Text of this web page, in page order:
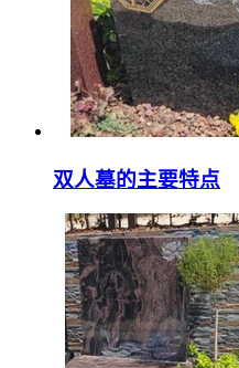
双人墓的主要特点